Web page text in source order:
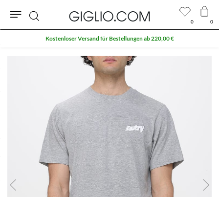
0 0
Suche